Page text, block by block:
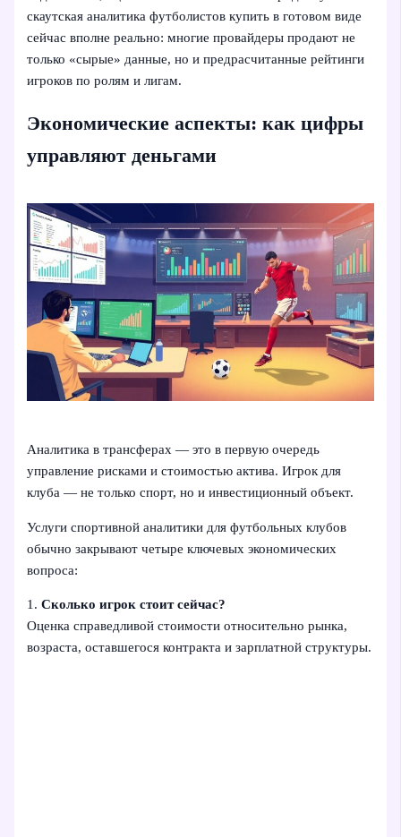
скаутская аналитика футболистов купить в готовом виде
сейчас вполне реально: многие провайдеры продают не
только «сырые» данные, но и предрасчитанные рейтинги
игроков по ролям и лигам.
Экономические аспекты: как цифры
управляют деньгами
Аналитика в трансферах — это в первую очередь
управление рисками и стоимостью актива. Игрок для
клуба — не только спорт, но и инвестиционный объект.
Услуги спортивной аналитики для футбольных клубов
обычно закрывают четыре ключевых экономических
вопроса:
1.Сколько игрок стоит сейчас?
Оценка справедливой стоимости относительно рынка,
возраста, оставшегося контракта и зарплатной структуры.